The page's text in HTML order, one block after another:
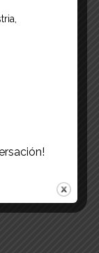
Website